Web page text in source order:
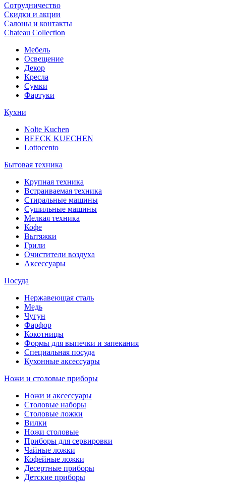
Сотрудничество
Скидки и акции
Салоны и контакты
Chateau Collection
Мебель
Освещение
Декор
Кресла
Сумки
Фартуки
Кухни
Nolte Kuchen
BEECK KUECHEN
Lottocento
Бытовая техника
Крупная техника
Встраиваемая техника
Стиральные машины
Сушильные машины
Мелкая техника
Кофе
Вытяжки
Грили
Очистители воздуха
Аксессуары
Посуда
Нержавеющая сталь
Медь
Чугун
Фарфор
Кокотницы
Формы для выпечки и запекания
Специальная посуда
Кухонные аксессуары
Ножи и столовые приборы
Ножи и аксессуары
Столовые наборы
Столовые ложки
Вилки
Ножи столовые
Приборы для сервировки
Чайные ложки
Кофейные ложки
Десертные приборы
Детские приборы